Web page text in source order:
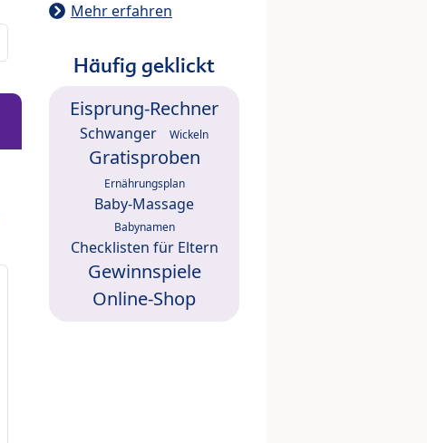
Mehr erfahren
Häufig geklickt
Eisprung-Rechner
Schwanger Wickeln
Gratisproben
Ernährungsplan
Baby-Massage
Babynamen
Checklisten für Eltern
Gewinnspiele
Online-Shop